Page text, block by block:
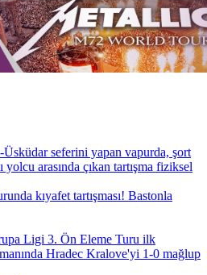
kıyafet tartışması! Bastonla